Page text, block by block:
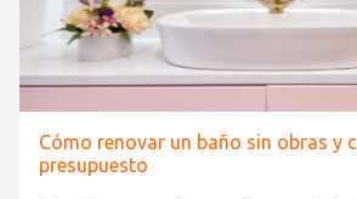
Cómo renovar un baño sin obras y
presupuesto